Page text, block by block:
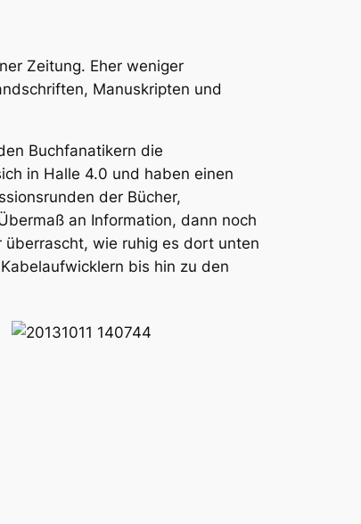
Zeitung. Eher weniger
Manuskripten und
Buchfanatikern die
in Halle 4.0 und haben einen
der Bücher,
an Information, dann noch
wie ruhig es dort unten
bis hin zu den